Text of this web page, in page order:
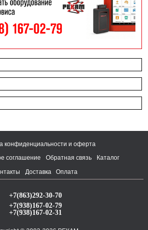
конфиденциальности и оферта
соглашение
Обратная связь
Каталог
Доставка Оплата
+7(863)292-30-70
+7(938)167-02-79
+7(938)167-02-31